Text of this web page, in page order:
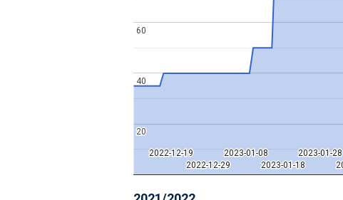
2022-12-19
2022-12-19
2022-12-29
2022-12-29
2023-01-08
2023-01-08
2023-01-18
2023-01-18
2023-01-28
2023-01-28
20
20
40
40
60
60